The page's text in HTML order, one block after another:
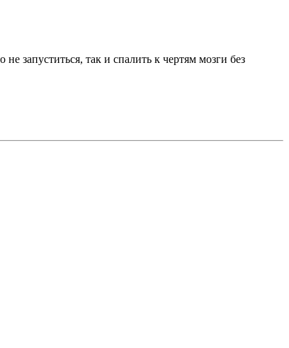
запуститься, так и спалить к чертям мозги без